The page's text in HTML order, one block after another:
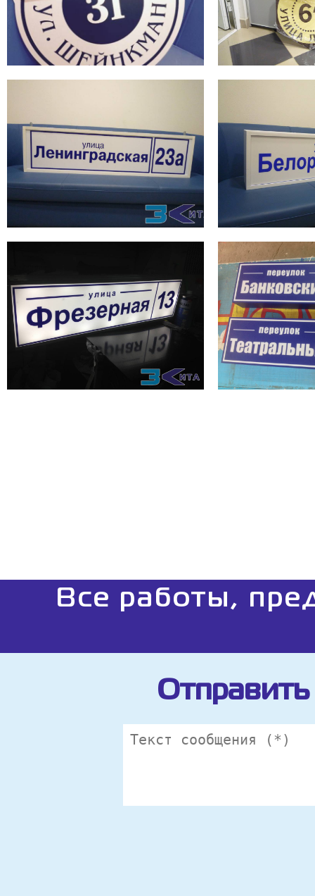
Все работы,
Отправить